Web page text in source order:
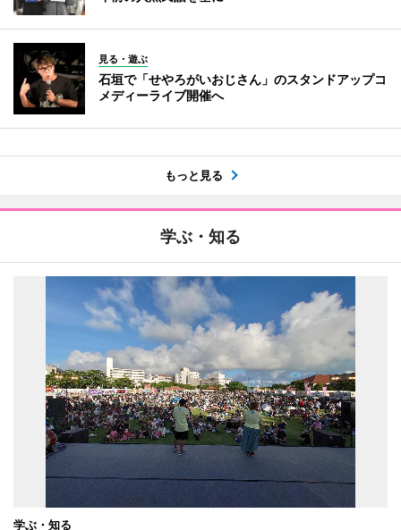
見る・遊ぶ
石垣で「せやろがいおじさん」のスタンドアップコ
メディーライブ開催へ
もっと見る
学ぶ・知る
学ぶ・知る